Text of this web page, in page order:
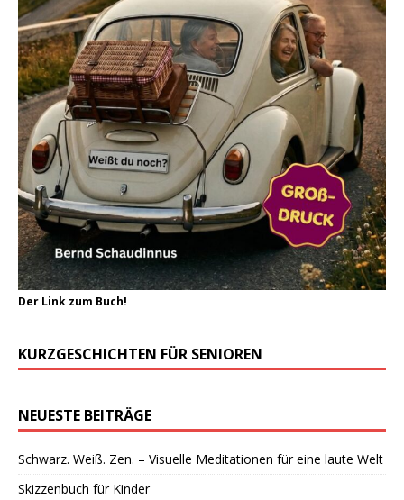
Der Link zum Buch!
KURZGESCHICHTEN FÜR SENIOREN
NEUESTE BEITRÄGE
Schwarz. Weiß. Zen. – Visuelle Meditationen für eine laute Welt
Skizzenbuch für Kinder